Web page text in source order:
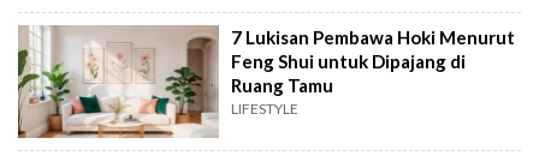
7 Lukisan Pembawa Hoki Menurut
Feng Shui untuk Dipajang di
Ruang Tamu
LIFESTYLE